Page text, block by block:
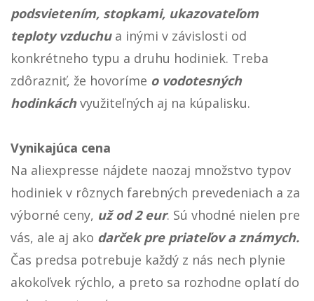
podsvietením, stopkami, ukazovateľom
teploty vzduchu a inými v závislosti od
konkrétneho typu a druhu hodiniek. Treba
zdôrazniť, že hovoríme o vodotesných
hodinkáchvyužiteľných aj na kúpalisku.
Vynikajúca cena
Na aliexpresse nájdete naozaj množstvo typov
hodiniek v rôznych farebných prevedeniach a za
výborné ceny, už od 2 eur. Sú vhodné nielen pre
vás, ale aj ako darček pre priateľov a známych.
Čas predsa potrebuje každý z nás nech plynie
akokoľvek rýchlo, a preto sa rozhodne oplatí do